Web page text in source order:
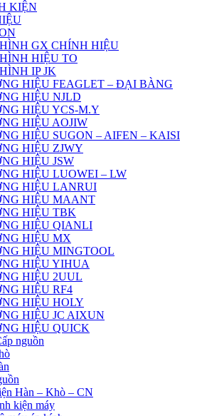
KIỆN
GX CHÍNH HIỆU
HIỆU TO
IP JK
HIỆU FEAGLET – ĐẠI BÀNG
HIỆU NJLD
HIỆU YCS-M.Y
HIỆU AOJIW
HIỆU SUGON – AIFEN – KAISI
HIỆU ZJWY
HIỆU JSW
HIỆU LUOWEI – LW
HIỆU LANRUI
HIỆU MAANT
HIỆU TBK
HIỆU QIANLI
HIỆU MX
HIỆU MINGTOOL
HIỆU YIHUA
HIỆU 2UUL
HIỆU RF4
HIỆU HOLY
HIỆU JC AIXUN
HIỆU QUICK
nguồn
Hàn – Khò – CN
kiện máy